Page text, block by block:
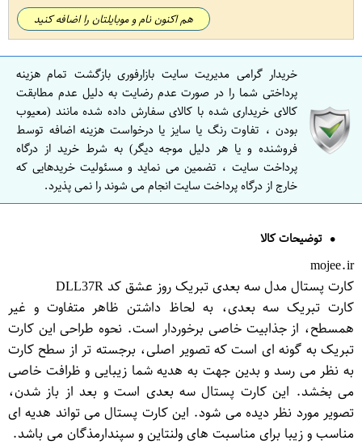
هم اکنون نام و موبایلتان را اضافه کنید
خریدار گرامی مدیریت سایت بازارفوری بازگشت تمام هزینه
پرداختی شما را در صورت عدم رضایت به دلیل عدم مطابقت
کالای خریداری شده با کالای سفارش داده شده مانند (معیوب
بودن ، تفاوت رنگ یا سایز یا درخواست هزینه اضافه توسط
فروشنده و یا هر دلیل موجه دیگر) به شرط خرید از درگاه
پرداخت سایت ، تضمین می نماید و مسئولیت خریدهایی که
خارج از درگاه پرداخت سایت انجام می شوند را نمی پذیرد.
توضیحات کالا
mojee.ir
کارت پستال مدل سه بعدی تبریک روز عشق کد DLL37R
کارت تبریک سه بعدی، به لحاظ داشتن ظاهر متفاوت و غیر
همسطح، از جذابیت خاصی برخوردار است. نحوه طراحی این کارت
تبریک به گونه ای است که تصویر اصلی، برجسته تر از سطح کارت
به نظر می رسد و بدین جهت به هدیه شما زیبایی و ظرافت خاصی
می بخشد. این کارت پستال سه بعدی است و بعد از باز شدن،
تصویر مورد نظر دیده می شود. این کارت پستال می تواند هدیه ای
مناسب و زیبا برای مناسبت های ولنتاین و سپندارمذگان می باشد.